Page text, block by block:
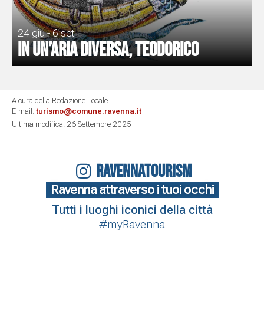
24 giu - 6 set
In un’aria diversa, Teodorico
A cura della Redazione Locale
E-mail: turismo@comune.ravenna.it
Ultima modifica: 26 Settembre 2025
RAVENNATOURISM
Ravenna attraverso i tuoi occhi
Tutti i luoghi iconici della città
#myRavenna